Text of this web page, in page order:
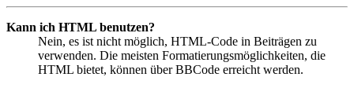
Kann ich HTML benutzen?
Nein, es ist nicht möglich, HTML-Code in Beiträgen zu
verwenden. Die meisten Formatierungsmöglichkeiten, die
HTML bietet, können über BBCode erreicht werden.